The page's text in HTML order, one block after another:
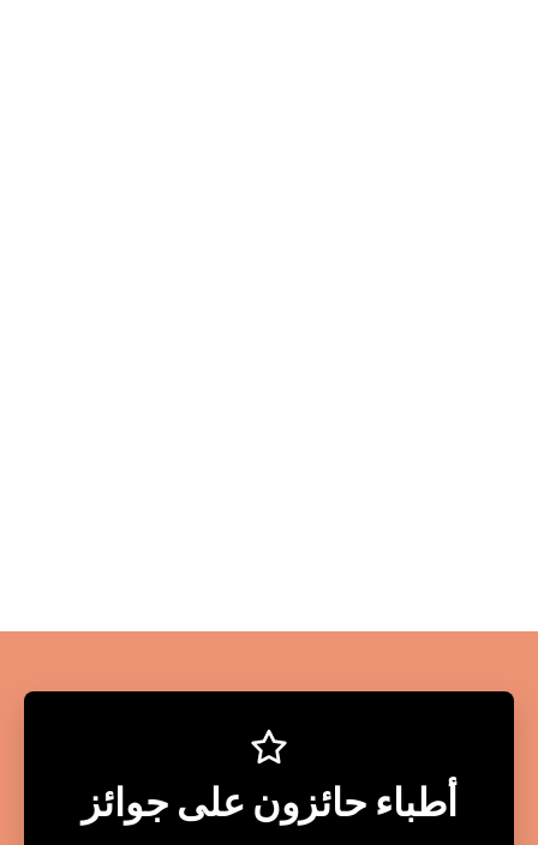
أطباء حائزون على جوائز